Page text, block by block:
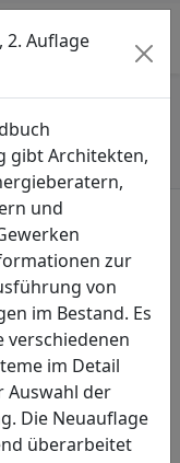
nach EnEV
Anfragen
2. Auflage
gibt Architekten,
und
zur
von
im Bestand. Es
verschiedenen
im Detail
Auswahl der
Die Neuauflage
überarbeitet